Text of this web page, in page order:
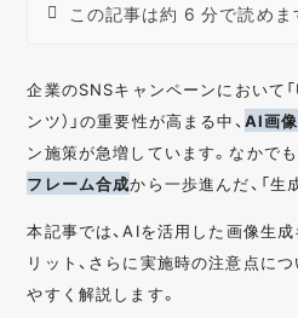
この記事は約 6 分で読めま
企業のSNSキャンペーンにおいて
ンツ）」の重要性が高まる中、AI画
ン施策が急増しています。なかで
フレーム合成から一歩進んだ、「生
本記事では、AIを活用した画像生
リット、さらに実施時の注意点に
やすく解説します。